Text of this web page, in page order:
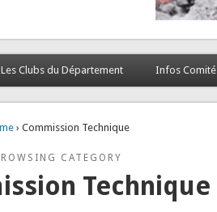
Les Clubs du Département Infos Comité
› Commission Technique
CATEGORY
Technique